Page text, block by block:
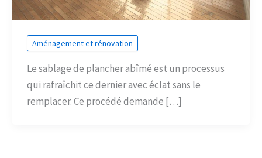
Aménagement et rénovation
Le sablage de plancher abîmé est un processus
qui rafraîchit ce dernier avec éclat sans le
remplacer. Ce procédé demande […]